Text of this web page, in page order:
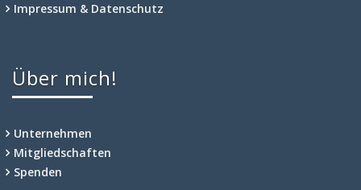
Impressum & Datenschutz
Über mich!
Unternehmen
Mitgliedschaften
Spenden